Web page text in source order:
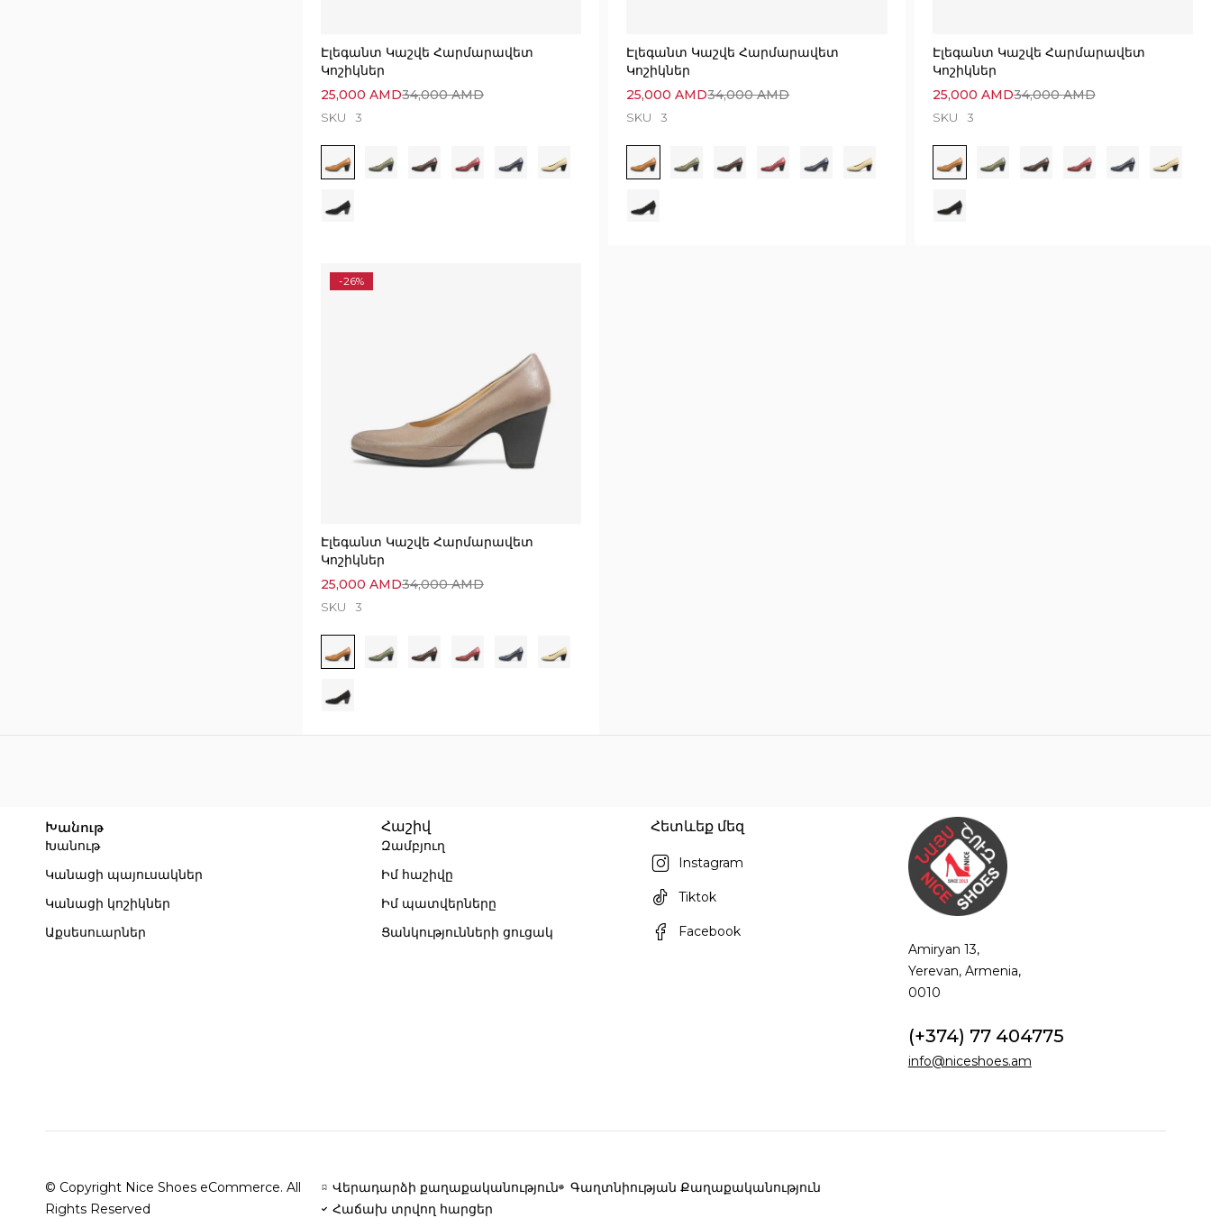
Էլեգանտ Կաշվե Հարմարավետ
Կոշիկներ
34,000AMD
25,000 AMD
SKU 3
Էլեգանտ Կաշվե Հարմարավետ
Կոշիկներ
34,000AMD
25,000AMD
SKU 3
Էլեգանտ Կաշվե Հարմարավետ
Կոշիկներ
34,000AMD
25,000 AMD
SKU 3
-26%
Էլեգանտ Կաշվե Հարմարավետ
Կոշիկներ
34,000AMD
25,000 AMD
SKU 3
Խանութ
Խանութ
Կանացի պայուսակներ
Կանացի կոշիկներ
Աքսեսուարներ
Հաշիվ
Զամբյուղ
Իմ հաշիվը
Իմ պատվերները
Ցանկությունների ցուցակ
Հետևեք մեզ
Instagram
Tiktok
Facebook
Amiryan 13,
Yerevan, Armenia,
0010
(+374) 77 404775
info@niceshoes.am
© Copyright Nice Shoes eCommerce. All
Rights Reserved
Վերադարձի քաղաքականություն
Գաղտնիության Քաղաքականություն
Հաճախ տրվող հարցեր